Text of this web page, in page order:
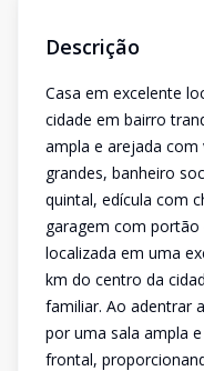
Descrição
Casa em excelente
cidade em bairro
ampla e arejada
grandes, banheiro
quintal, edícula com
garagem com portão
localizada em uma
km do centro da
familiar. Ao adentrar
por uma sala ampla
frontal,